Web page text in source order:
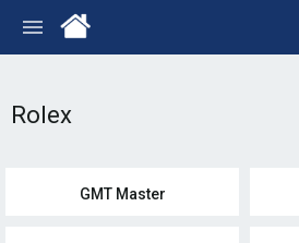
Rolex
GMT Master